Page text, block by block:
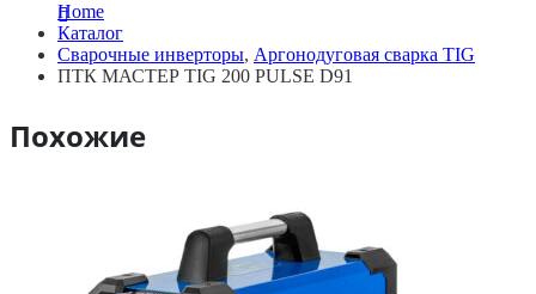
Home
Каталог
Сварочные инверторы, Аргонодуговая сварка TIG
ПТК МАСТЕР TIG 200 PULSE D91
Похожие